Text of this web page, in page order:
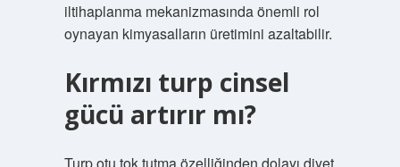
iltihaplanma mekanizmasında önemli rol
oynayan kimyasalların üretimini azaltabilir.
Kırmızı turp cinsel
gücü artırır mı?